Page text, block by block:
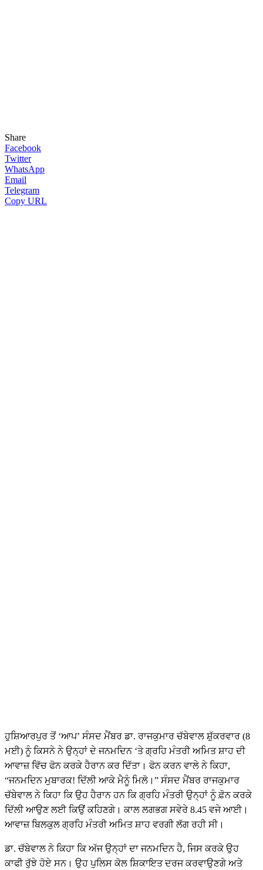
Share
Facebook
Twitter
WhatsApp
Email
Telegram
Copy URL
ਹੁਸ਼ਿਆਰਪੁਰ ਤੋਂ ‘ਆਪ’ ਸੰਸਦ ਮੈਂਬਰ ਡਾ. ਰਾਜਕੁਮਾਰ ਚੱਬੇਵਾਲ ਸ਼ੁੱਕਰਵਾਰ (8
ਮਈ) ਨੂੰ ਕਿਸਨੇ ਨੇ ਉਨ੍ਹਾਂ ਦੇ ਜਨਮਦਿਨ ‘ਤੇ ਗ੍ਰਹਿ ਮੰਤਰੀ ਅਮਿਤ ਸ਼ਾਹ ਦੀ
ਆਵਾਜ਼ ਵਿੱਚ ਫੋਨ ਕਰਕੇ ਹੈਰਾਨ ਕਰ ਦਿੱਤਾ। ਫੋਨ ਕਰਨ ਵਾਲੇ ਨੇ ਕਿਹਾ,
“ਜਨਮਦਿਨ ਮੁਬਾਰਕ! ਦਿੱਲੀ ਆਕੇ ਮੈਨੂੰ ਮਿਲੋ।” ਸੰਸਦ ਮੈਂਬਰ ਰਾਜਕੁਮਾਰ
ਚੱਬੇਵਾਲ ਨੇ ਕਿਹਾ ਕਿ ਉਹ ਹੈਰਾਨ ਹਨ ਕਿ ਗ੍ਰਹਿ ਮੰਤਰੀ ਉਨ੍ਹਾਂ ਨੂੰ ਫ਼ੋਨ ਕਰਕੇ
ਦਿੱਲੀ ਆਉਣ ਲਈ ਕਿਉਂ ਕਹਿਣਗੇ। ਕਾਲ ਲਗਭਗ ਸਵੇਰੇ 8.45 ਵਜੇ ਆਈ।
ਆਵਾਜ਼ ਬਿਲਕੁਲ ਗ੍ਰਹਿ ਮੰਤਰੀ ਅਮਿਤ ਸ਼ਾਹ ਵਰਗੀ ਲੱਗ ਰਹੀ ਸੀ।
ਡਾ. ਚੱਬੇਵਾਲ ਨੇ ਕਿਹਾ ਕਿ ਅੱਜ ਉਨ੍ਹਾਂ ਦਾ ਜਨਮਦਿਨ ਹੈ, ਜਿਸ ਕਰਕੇ ਉਹ
ਕਾਫੀ ਰੁੱਝੇ ਹੋਏ ਸਨ। ਉਹ ਪੁਲਿਸ ਕੋਲ ਸ਼ਿਕਾਇਤ ਦਰਜ ਕਰਵਾਉਣਗੇ ਅਤੇ